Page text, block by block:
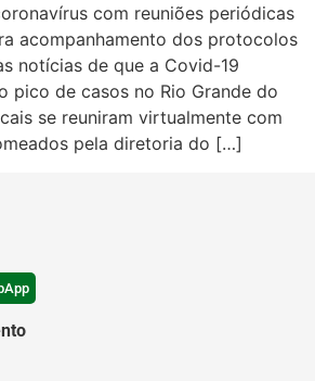
com reuniões periódicas
acompanhamento dos protocolos
notícias de que a Covid-19
pico de casos no Rio Grande do
se reuniram virtualmente com
pela diretoria do […]